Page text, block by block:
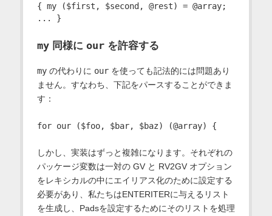
{ my ($first, $second, @rest) = @array;
my同様に ourを許容する
myの代わりに ourを使っても記法的には問題あり
ません。すなわち、下記をパースすることができま
す：
しかし、実装はずっと複雑になります。それぞれの
パッケージ変数は一対の GV と RV2GV オプション
をレキシカルの中にエイリアス化のために設定する
必要があり、私たちはENTERITERに与えるリスト
を生成し、Padsを設定するためにそのリストを処理